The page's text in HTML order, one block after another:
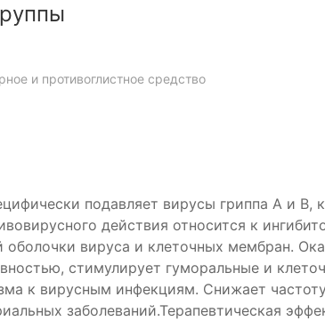
и противоглистное средство
подавляет вирусы гриппа А и
действия относится к
оболочки вируса и клеточных мембран.
стимулирует гуморальные и
к вирусным инфекциям. Снижает
заболеваний.Терапевтическая